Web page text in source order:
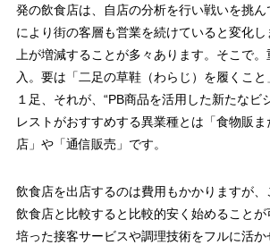
発の飲食店は、自店の分析を行い戦いを挑
により街の客層も営業を続けていると変化
上が増減することが多々あります。そこで
入。要は「二足の草鞋（わらじ）を履くこと
１足、それが、“PB商品を活用した新たなビ
レストがおすすめする異業種とは「食物販
店」や「通信販売」です。
飲食店を出店するのは費用もかかりますが、
飲食店と比較すると比較的安く始めること
培った接客サービスや調理技術をフルに活